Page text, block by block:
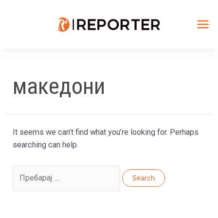
македони
It seems we can’t find what you’re looking for. Perhaps
searching can help.